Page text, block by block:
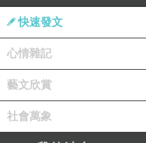
你居然還睡得著
難不成要聽 ㄎㄡˇ ㄎㄡ
我們教育部長又不是一
快速發文
心情雜記
藝文欣賞
社會萬象